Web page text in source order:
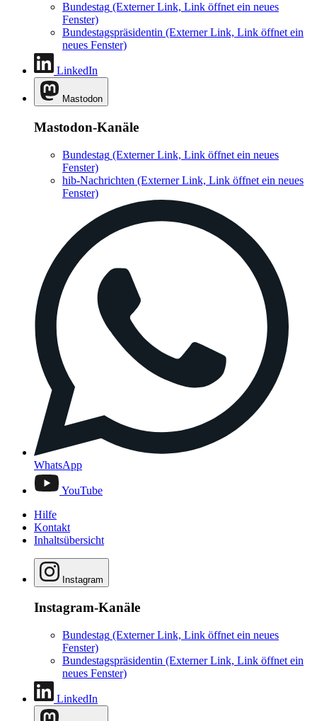
Bundestag (Externer Link, Link öffnet ein neues
Fenster)
Bundestagspräsidentin (Externer Link, Link öffnet ein
neues Fenster)
LinkedIn
Mastodon
Mastodon-Kanäle
Bundestag (Externer Link, Link öffnet ein neues
Fenster)
hib-Nachrichten (Externer Link, Link öffnet ein neues
Fenster)
WhatsApp
YouTube
Hilfe
Kontakt
Inhaltsübersicht
Instagram
Instagram-Kanäle
Bundestag (Externer Link, Link öffnet ein neues
Fenster)
Bundestagspräsidentin (Externer Link, Link öffnet ein
neues Fenster)
LinkedIn